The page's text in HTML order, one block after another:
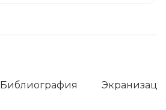
Библиография